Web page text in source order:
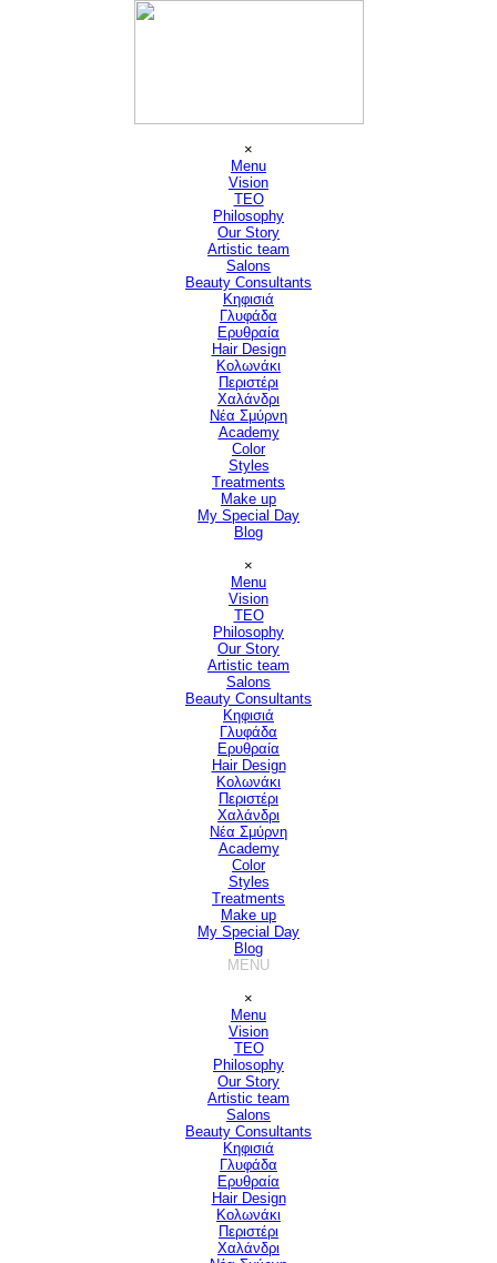
Μετάβαση στο περιεχόμενο
×
Menu
Vision
TEO
Philosophy
Our Story
Artistic team
Salons
Beauty Consultants
Κηφισιά
Γλυφάδα
Ερυθραία
Hair Design▼
Κολωνάκι
Περιστέρι
Χαλάνδρι
Νέα Σμύρνη
Academy
Color
Styles
Treatments
Make up
My Special Day
Blog
×
Menu
Vision
TEO
Philosophy
Our Story
Artistic team
Salons
Beauty Consultants
Κηφισιά
Γλυφάδα
Ερυθραία
Hair Design▼
Κολωνάκι
Περιστέρι
Χαλάνδρι
Νέα Σμύρνη
Academy
Color
Styles
Treatments
Make up
My Special Day
Blog
MENU
×
Menu
Vision
TEO
Philosophy
Our Story
Artistic team
Salons
Beauty Consultants
Κηφισιά
Γλυφάδα
Ερυθραία
Hair Design▼
Κολωνάκι
Περιστέρι
Χαλάνδρι